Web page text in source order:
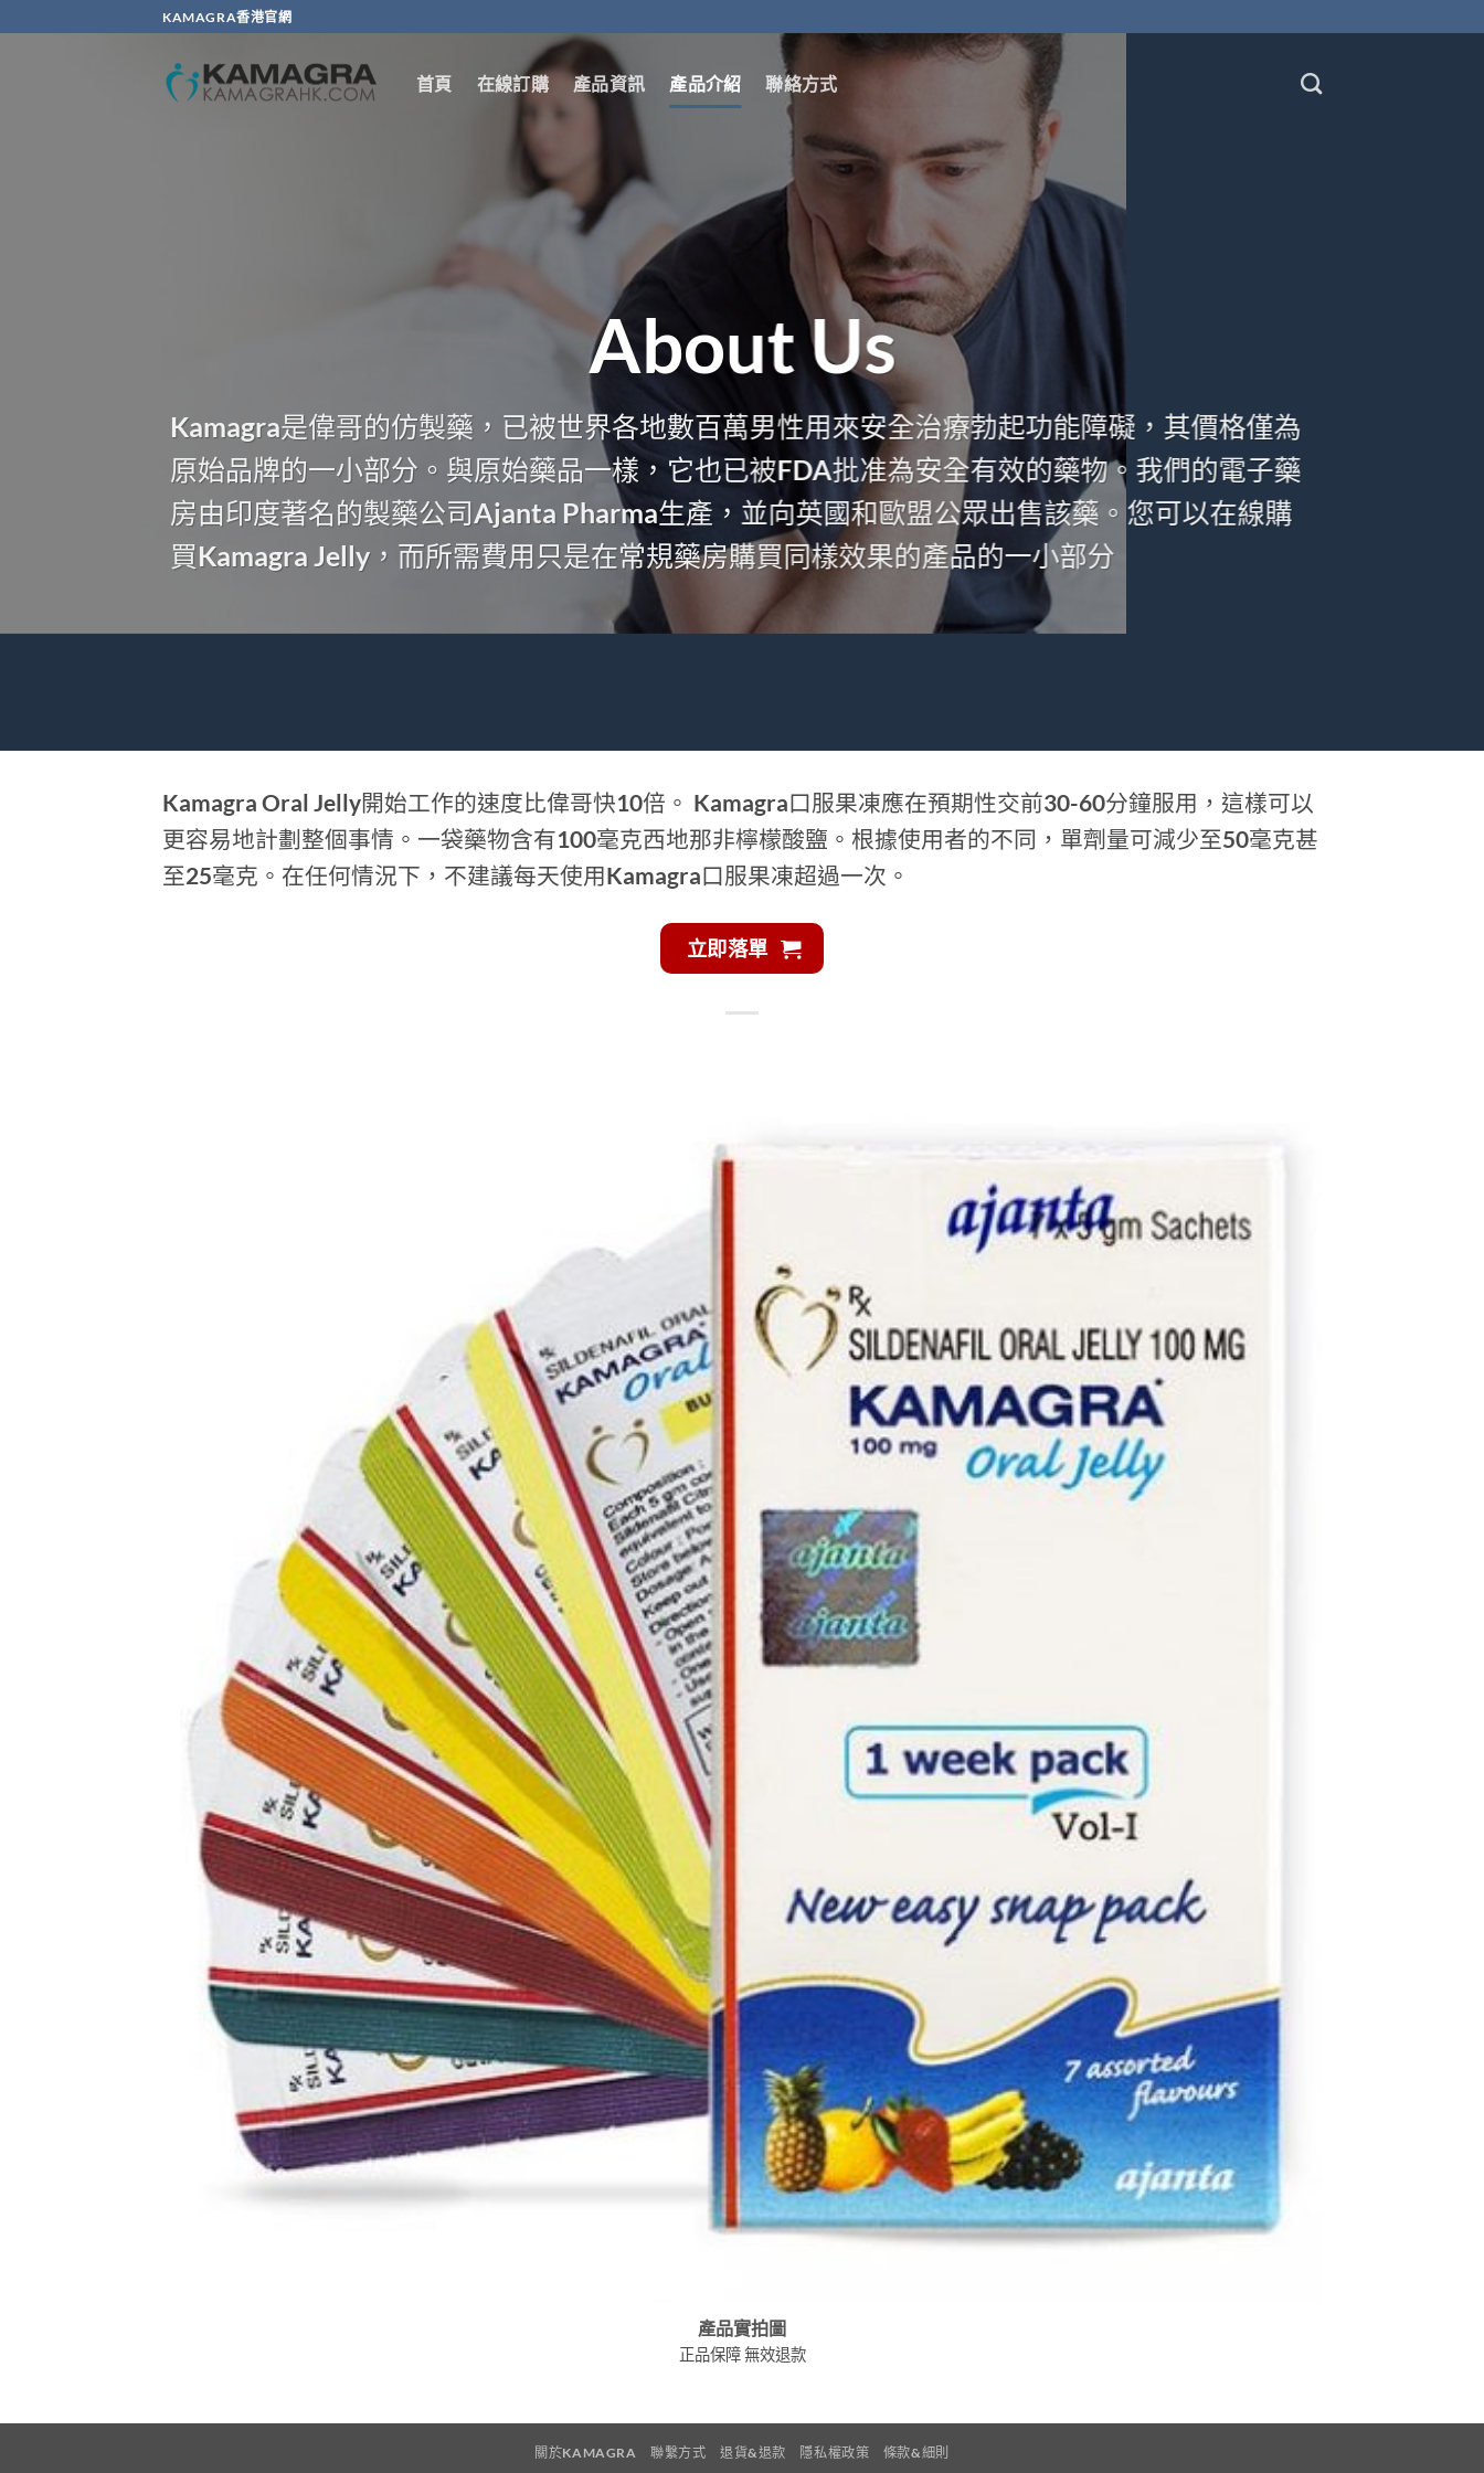
to
KAMAGRA香港官網
首頁 在線訂購 產品資訊 產品介紹 聯絡方式
About Us
Kamagra是偉哥的仿製藥，已被世界各地數百萬男性用來安全治療勃起功能障礙，其價格僅為
原始品牌的一小部分。與原始藥品一樣，它也已被FDA批准為安全有效的藥物。我們的電子藥
房由印度著名的製藥公司Ajanta Pharma生產，並向英國和歐盟公眾出售該藥。您可以在線購
買Kamagra Jelly，而所需費用只是在常規藥房購買同樣效果的產品的一小部分
Kamagra Oral Jelly開始工作的速度比偉哥快10倍。 Kamagra口服果凍應在預期性交前30-60分鐘服用，這樣可以
更容易地計劃整個事情。一袋藥物含有100毫克西地那非檸檬酸鹽。根據使用者的不同，單劑量可減少至50毫克甚
至25毫克。在任何情況下，不建議每天使用Kamagra口服果凍超過一次。
立即落單
產品實拍圖
正品保障 無效退款
關於KAMAGRA 聯繫方式 退貨&退款 隱私權政策 條款&細則